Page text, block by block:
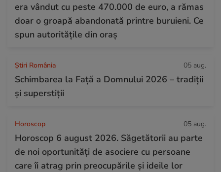
era vândut cu peste 470.000 de euro, a rămas
doar o groapă abandonată printre buruieni. Ce
spun autoritățile din oraș
Știri România 05 aug.
Schimbarea la Față a Domnului 2026 – tradiții
și superstiții
Horoscop 05 aug.
Horoscop 6 august 2026. Săgetătorii au parte
de noi oportunități de asociere cu persoane
care îi atrag prin preocupările și ideile lor